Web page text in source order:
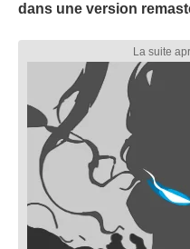
dans une version